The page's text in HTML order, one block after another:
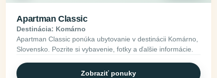
Apartman Classic
Destinácia: Komárno
Apartman Classic ponúka ubytovanie v destinácii Komárno,
Slovensko. Pozrite si vybavenie, fotky a ďalšie informácie.
Zobraziť ponuky